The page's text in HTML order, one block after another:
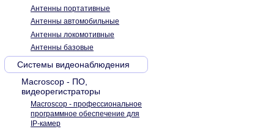
Антенны портативные
Антенны автомобильные
Антенны локомотивные
Антенны базовые
Системы видеонаблюдения
Macroscop - ПО,
видеорегистраторы
Macroscop - профессиональное
программное обеспечение для
IP-камер